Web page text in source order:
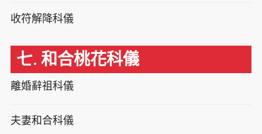
收符解降科儀
七. 和合桃花科儀
離婚辭祖科儀
夫妻和合科儀